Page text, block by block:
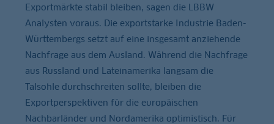
Exportmärkte stabil bleiben, sagen die LBBW
Analysten voraus. Die exportstarke Industrie Baden-
Württembergs setzt auf eine insgesamt anziehende
Nachfrage aus dem Ausland. Während die Nachfrage
aus Russland und Lateinamerika langsam die
Talsohle durchschreiten sollte, bleiben die
Exportperspektiven für die europäischen
Nachbarländer und Nordamerika optimistisch. Für